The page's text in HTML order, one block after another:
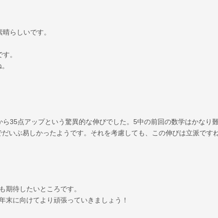
らしいです。
。
35点アップという驚異的な伸びでした。5中の前回の数学はかなり
いぶ易しかったようです。それを考慮しても、この伸びは立派ですね
期待したいところです。
末に向けてより頑張っていきましょう！